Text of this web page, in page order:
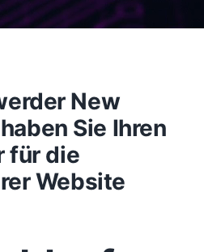
New
Sie Ihren
für die
Website